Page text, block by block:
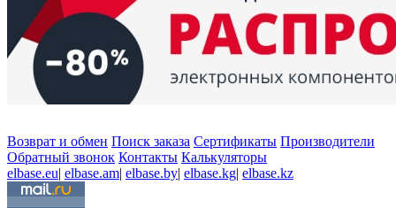
Возврат и обмен Поиск заказа Сертификаты Производители
Обратный звонок Контакты Калькуляторы
elbase.eu| elbase.am| elbase.by| elbase.kg| elbase.kz